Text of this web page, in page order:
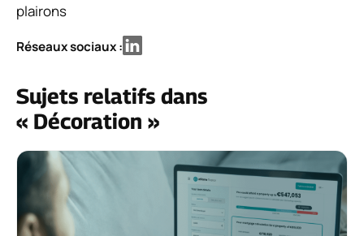
plairons
Réseaux sociaux :
Sujets relatifs dans
« Décoration »